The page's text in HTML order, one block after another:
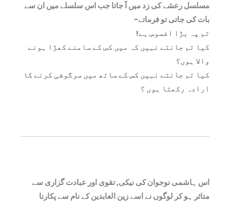
مسلسل رعشے کی زد میں آ جاتا جب اس سلسلے میں ان سے
بات کی جاتی تو فرماتے-
تم پہ بڑا افسوس ہے!
کیا تم جانتے نہیں کہ میں کس کے سامنے کھڑا ہونے
والا ہوں؟
کیا تم جانتے نہیں کس کے ساتھ میں سرگوشی کرنے کا
ارادہ رکھتا ہوں ؟
اس ہاشمی نوجوان کی نیکی, تقوی اور عبادت گزاری سے
متاثر ہو کر لوگوں نے اسے زین العابدین کے نام سے پکارنا